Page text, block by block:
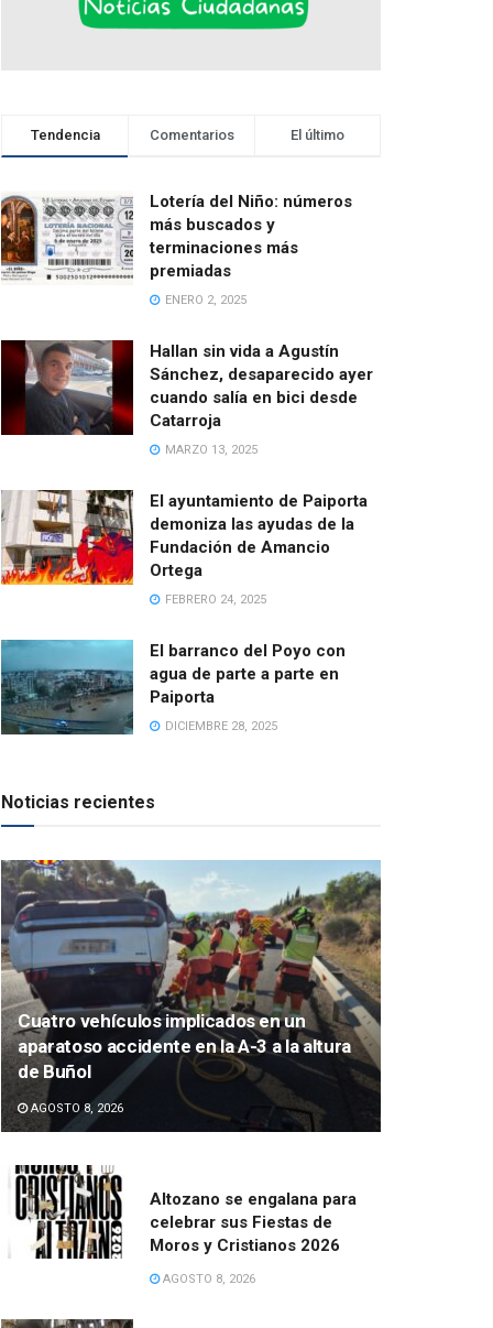
Tendencia Comentarios El último
Lotería del Niño: números
más buscados y
terminaciones más
premiadas
ENERO 2, 2025
Hallan sin vida a Agustín
Sánchez, desaparecido ayer
cuando salía en bici desde
Catarroja
MARZO 13, 2025
El ayuntamiento de Paiporta
demoniza las ayudas de la
Fundación de Amancio
Ortega
FEBRERO 24, 2025
El barranco del Poyo con
agua de parte a parte en
Paiporta
DICIEMBRE 28, 2025
Noticias recientes
Cuatro vehículos implicados en un
aparatoso accidente en la A-3 a la altura
de Buñol
AGOSTO 8, 2026
Altozano se engalana para
celebrar sus Fiestas de
Moros y Cristianos 2026
AGOSTO 8, 2026